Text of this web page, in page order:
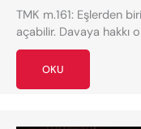
TMK m.161: Eşlerden
açabilir. Davaya hakkı
OKU